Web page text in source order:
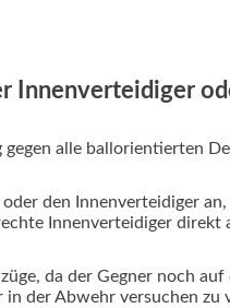
Innenverteidiger
alle ballorientierten
den Innenverteidiger
Innenverteidiger
da der Gegner noch
der Abwehr versuchen